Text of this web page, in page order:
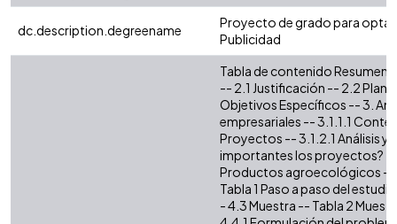
dc.description.degreename
Proyecto de grado para optar
Publicidad
Tabla de contenido Resumen
-- 2.1 Justificación -- 2.2
Objetivos Específicos -- 3.
empresariales -- 3.1.1.1
Proyectos -- 3.1.2.1 Análisis y
importantes los proyectos?
Productos agroecológicos --
Tabla 1 Paso a paso del
- 4.3 Muestra -- Tabla 2